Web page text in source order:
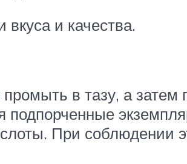
вкуса и качества.
в тазу, а затем
подпорченные
При соблюдении